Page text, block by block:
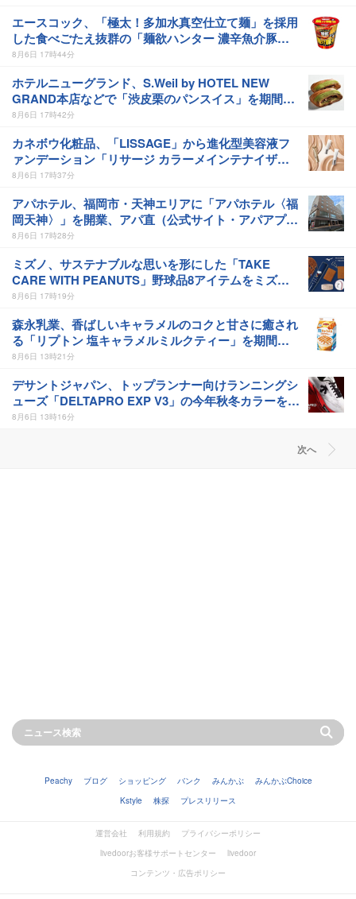
エースコック、「極太！多加水真空仕立て麺」を採用
した食べごたえ抜群の「麺欲ハンター 濃辛魚介豚骨
ラーメン 大盛り」を発売
8月6日 17時44分
ホテルニューグランド、S.Weil by HOTEL NEW
GRAND本店などで「渋皮栗のパンスイス」を期間限
定販売
8月6日 17時42分
カネボウ化粧品、「LISSAGE」から進化型美容液フ
ァンデーション「リサージ カラーメインテナイザ
ー」を発売
8月6日 17時37分
アパホテル、福岡市・天神エリアに「アパホテル〈福
岡天神〉」を開業、アパ直（公式サイト・アパアプ
リ）での予約受付を開始
8月6日 17時28分
ミズノ、サステナブルな思いを形にした「TAKE
CARE WITH PEANUTS」野球品8アイテムをミズノ
公式オンラインなどで発売
8月6日 17時19分
森永乳業、香ばしいキャラメルのコクと甘さに癒され
る「リプトン 塩キャラメルミルクティー」を期間限
定発売
8月6日 13時21分
デサントジャパン、トップランナー向けランニングシ
ューズ「DELTAPRO EXP V3」の今年秋冬カラーを発
売
8月6日 13時16分
次へ
Peachy ブログ ショッピング バンク みんかぶ
みんかぶChoice
Kstyle
株探 プレスリリース
運営会社 利用規約
プライバシーポリシー
livedoorお客様サポートセンター
livedoor
コンテンツ・広告ポリシー